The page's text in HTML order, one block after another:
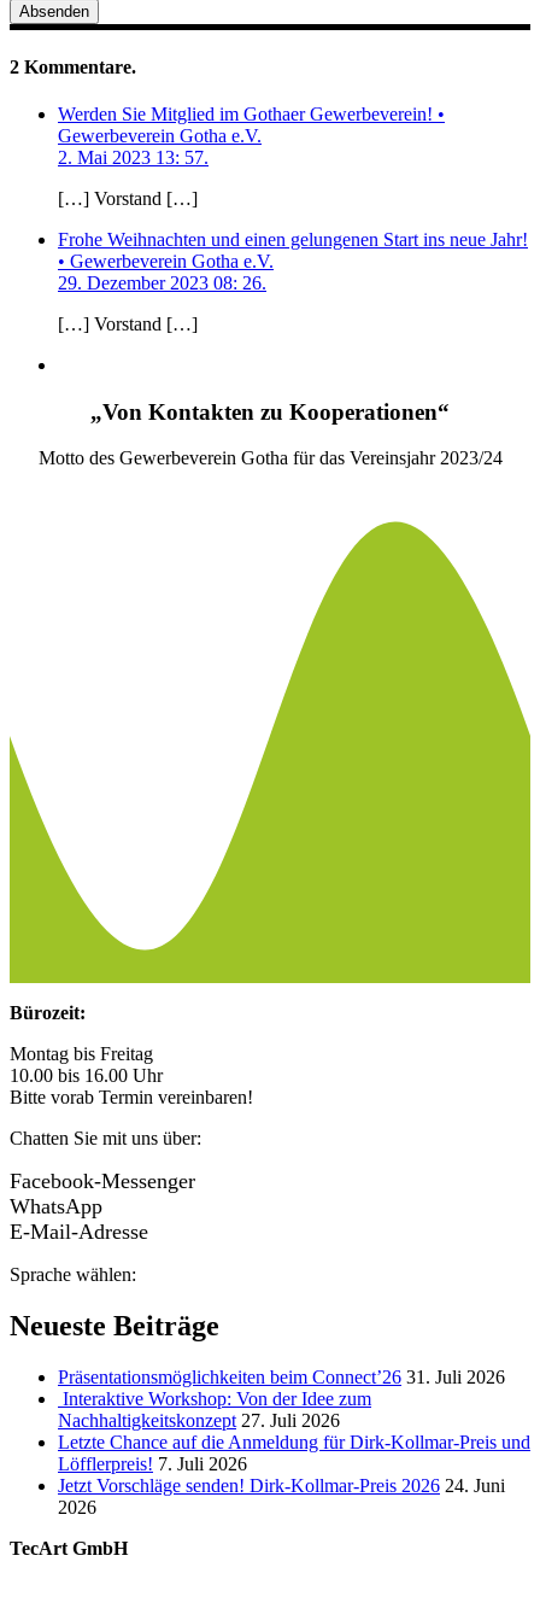
Absenden
2 Kommentare.
Werden Sie Mitglied im Gothaer Gewerbeverein! •
Gewerbeverein Gotha e.V.
2. Mai 2023 13: 57.
[…] Vorstand […]
Frohe Weihnachten und einen gelungenen Start ins neue Jahr!
• Gewerbeverein Gotha e.V.
29. Dezember 2023 08: 26.
[…] Vorstand […]
„Von Kontakten zu Kooperationen“
Motto des Gewerbeverein Gotha für das Vereinsjahr 2023/24
Bürozeit:
Montag bis Freitag
10.00 bis 16.00 Uhr
Bitte vorab Termin vereinbaren!
Chatten Sie mit uns über:
Facebook-Messenger
WhatsApp
E-Mail-Adresse
Sprache wählen:
Neueste Beiträge
Präsentationsmöglichkeiten beim Connect’26 31. Juli 2026
Interaktive Workshop: Von der Idee zum
Nachhaltigkeitskonzept 27. Juli 2026
Letzte Chance auf die Anmeldung für Dirk-Kollmar-Preis und
Löfflerpreis! 7. Juli 2026
Jetzt Vorschläge senden! Dirk-Kollmar-Preis 2026 24. Juni
2026
TecArt GmbH